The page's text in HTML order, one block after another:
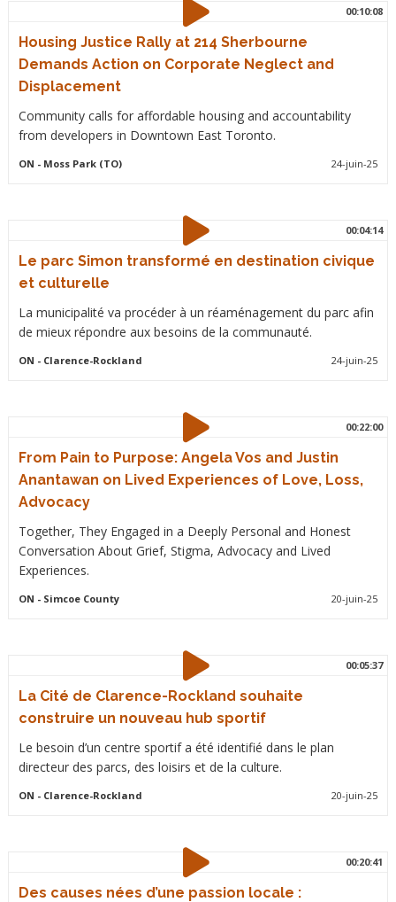
00:10:08
Housing Justice Rally at 214 Sherbourne
Demands Action on Corporate Neglect and
Displacement
Community calls for affordable housing and accountability
from developers in Downtown East Toronto.
ON - Moss Park (TO) 24-juin-25
00:04:14
Le parc Simon transformé en destination civique
et culturelle
La municipalité va procéder à un réaménagement du parc afin
de mieux répondre aux besoins de la communauté.
ON - Clarence-Rockland 24-juin-25
00:22:00
From Pain to Purpose: Angela Vos and Justin
Anantawan on Lived Experiences of Love, Loss,
Advocacy
Together, They Engaged in a Deeply Personal and Honest
Conversation About Grief, Stigma, Advocacy and Lived
Experiences.
ON - Simcoe County 20-juin-25
00:05:37
La Cité de Clarence-Rockland souhaite
construire un nouveau hub sportif
Le besoin d’un centre sportif a été identifié dans le plan
directeur des parcs, des loisirs et de la culture.
ON - Clarence-Rockland 20-juin-25
00:20:41
Des causes nées d’une passion locale :